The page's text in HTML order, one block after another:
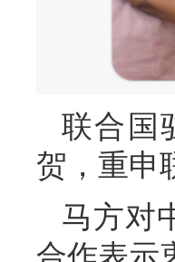
联合国
贺，重申
马方对